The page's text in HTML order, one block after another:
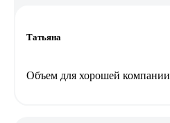
Татьяна
Объем для хорошей компании